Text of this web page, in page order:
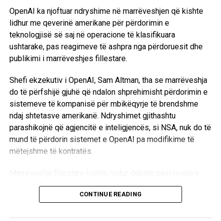
OpenAI ka njoftuar ndryshime në marrëveshjen që kishte
lidhur me qeverinë amerikane për përdorimin e
teknologjisë së saj në operacione të klasifikuara
ushtarake, pas reagimeve të ashpra nga përdoruesit dhe
publikimi i marrëveshjes fillestare.
Shefi ekzekutiv i OpenAI, Sam Altman, tha se marrëveshja
do të përfshijë gjuhë që ndalon shprehimisht përdorimin e
sistemeve të kompanisë për mbikëqyrje të brendshme
ndaj shtetasve amerikanë. Ndryshimet gjithashtu
parashikojnë që agjencitë e inteligjencës, si NSA, nuk do të
mund të përdorin sistemet e OpenAI pa modifikime të
mëtejshme të kontratës.
Anthropic, u përplas me Departamentin e
Mbrojtjes për përdorimin e modelit të saj Claude për
CONTINUE READING